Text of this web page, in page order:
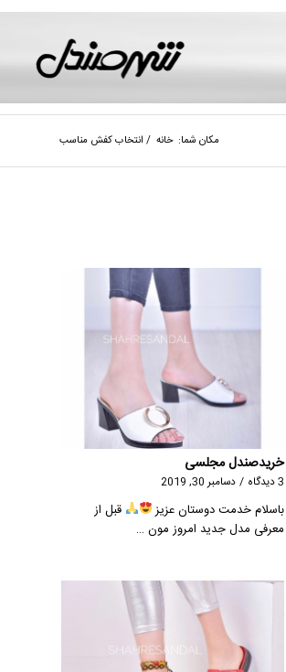
مکان شما: خانه / انتخاب کفش مناسب
خریدصندل مجلسی
3 دیدگاه / دسامبر 30, 2019
باسلام خدمت دوستان عزیز
قبل از
معرفی مدل جدید امروز مون …